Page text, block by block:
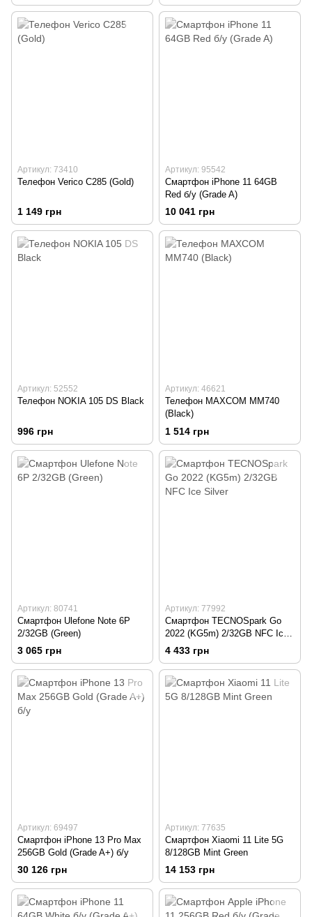
Артикул: 73410
Телефон Verico C285 (Gold)
1 149 грн
Артикул: 95542
Смартфон iPhone 11 64GB
Red б/у (Grade A)
10 041 грн
Артикул: 52552
Телефон NOKIA 105 DS Black
996 грн
Артикул: 46621
Телефон MAXCOM MM740
(Black)
1 514 грн
Артикул: 80741
Смартфон Ulefone Note 6P
2/32GB (Green)
3 065 грн
Артикул: 77992
Смартфон TECNOSpark Go
2022 (KG5m) 2/32GB NFC Ice
Silver
4 433 грн
Артикул: 69497
Смартфон iPhone 13 Pro Max
256GB Gold (Grade A+) б/у
30 126 грн
Артикул: 77635
Смартфон Xiaomi 11 Lite 5G
8/128GB Mint Green
14 153 грн